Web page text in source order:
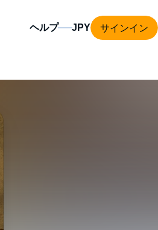
ヘルプ サインイン